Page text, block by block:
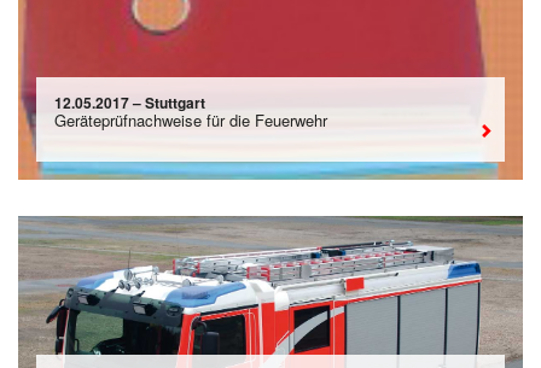
12.05.2017 – Stuttgart
Geräteprüfnachweise für die Feuerwehr